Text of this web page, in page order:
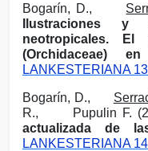
Bogarín, D.,
Ilustraciones y
neotropicales.
(Orchidaceae)
LANKESTERIANA
Bogarín, D.,
R., Pupulin F.
actualizada de
LANKESTERIANA